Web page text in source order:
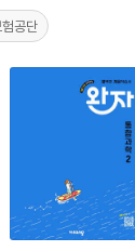
공단